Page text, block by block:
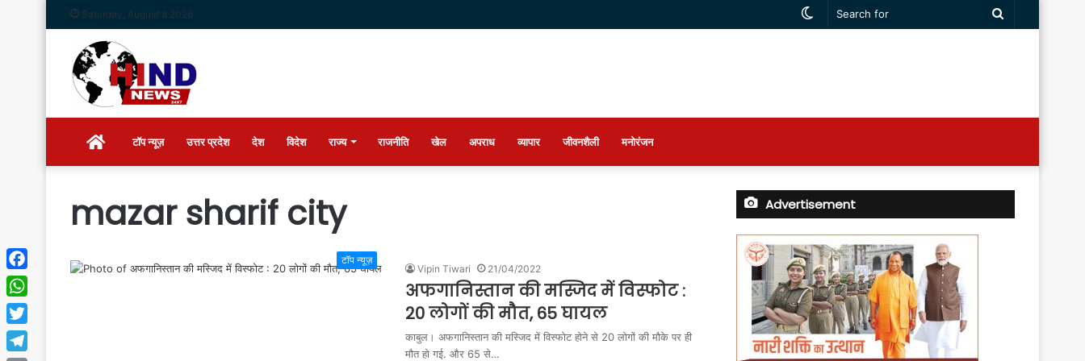
Saturday, August 8 2026
Search
Switch
Homeटॉप न्यूज़ उत्तर प्रदेश देश विदेश राज्य राजनीति खेल अपराध व्यापार जीवनशैली मनोरंजन
mazar sharif city
टॉप न्यूज़
Vipin Tiwari 21/04/2022
अफगानिस्तान की मस्जिद में विस्फोट :
20 लोगों की मौत, 65 घायल
काबुल। अफगानिस्तान की मस्जिद में विस्फोट होने से 20 लोगों की मौके पर ही
मौत हो गई. और 65 से…
Advertisement
Facebook
WhatsApp
Twitter